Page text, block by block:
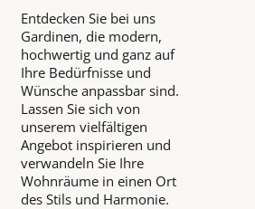
Entdecken Sie bei uns
Gardinen, die modern,
hochwertig und ganz auf
Ihre Bedürfnisse und
Wünsche anpassbar sind.
Lassen Sie sich von
unserem vielfältigen
Angebot inspirieren und
verwandeln Sie Ihre
Wohnräume in einen Ort
des Stils und Harmonie.